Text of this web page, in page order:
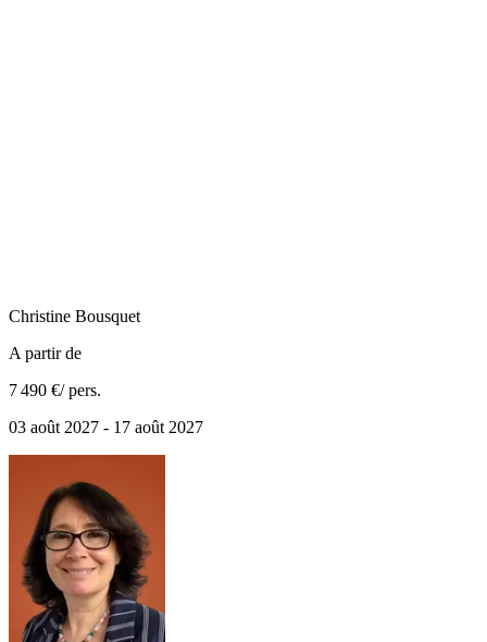
Christine Bousquet
A partir de
7 490 €/ pers.
03 août 2027 - 17 août 2027